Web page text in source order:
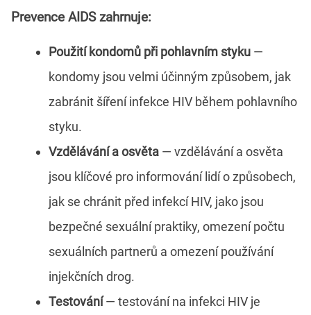
Prevence AIDS zahrnuje:
Použití kondomů při pohlavním styku —
kondomy jsou velmi účinným způsobem, jak
zabránit šíření infekce HIV během pohlavního
styku.
Vzdělávání a osvěta — vzdělávání a osvěta
jsou klíčové pro informování lidí o způsobech,
jak se chránit před infekcí HIV, jako jsou
bezpečné sexuální praktiky, omezení počtu
sexuálních partnerů a omezení používání
injekčních drog.
Testování— testování na infekci HIV je